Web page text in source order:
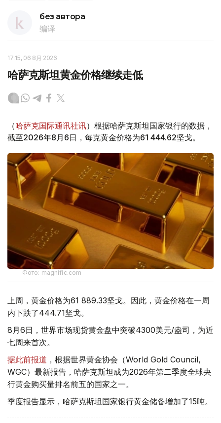
без автора
编译
17:15, 06 8月 2026
哈萨克斯坦黄金价格继续走低
（哈萨克国际通讯社讯）根据哈萨克斯坦国家银行的数据，
截至2026年8月6日，每克黄金价格为61 444.62坚戈。
Фото: magnific.com
上周，黄金价格为61 889.33坚戈。因此，黄金价格在一周
内下跌了444.71坚戈。
8月6日，世界市场现货黄金盘中突破4300美元/盎司，为近
七周来首次。
据此前报道 ，根据世界黄金协会（World Gold Council,
WGC）最新报告，哈萨克斯坦成为2026年第二季度全球央
行黄金购买量排名前五的国家之一。
季度报告显示，哈萨克斯坦国家银行黄金储备增加了15吨。